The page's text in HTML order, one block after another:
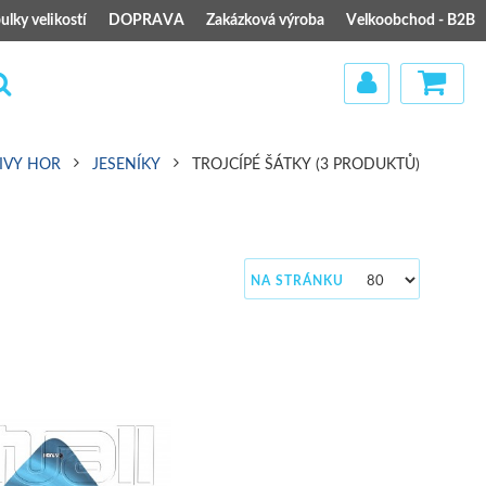
velikostí DOPRAVA Zakázková výroba Velkoobchod - B2B
HOR JESENÍKY TROJCÍPÉ ŠÁTKY (3 PRODUKTŮ)
NA STRÁNKU